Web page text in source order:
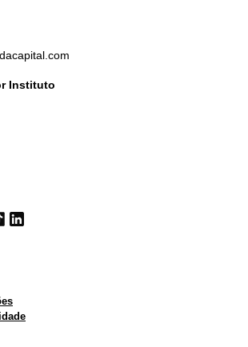
Instituto